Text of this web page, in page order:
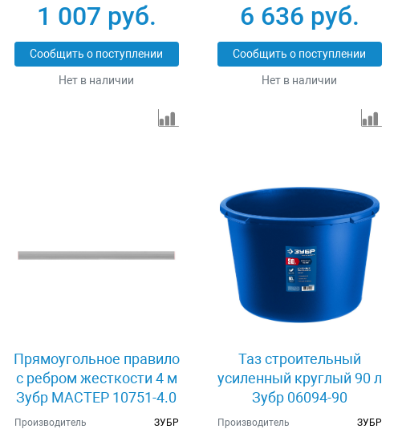
1 007 руб.
Сообщить о поступлении
Нет в наличии
6 636 руб.
Сообщить о поступлении
Нет в наличии
Прямоугольное правило
с ребром жесткости 4 м
Зубр МАСТЕР 10751-4.0
Производитель
ЗУБР
Таз строительный
усиленный круглый 90 л
Зубр 06094-90
Производитель
ЗУБР